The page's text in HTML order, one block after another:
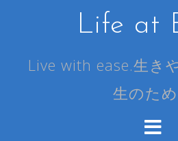
Life at
Live with ease.生き
生のた